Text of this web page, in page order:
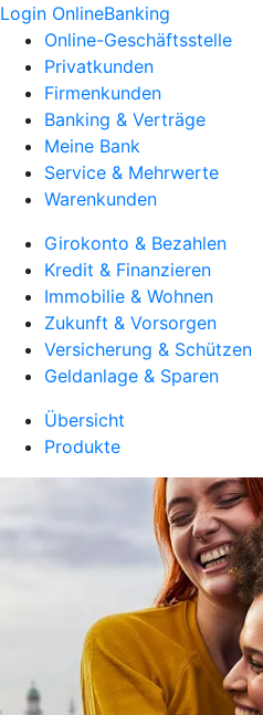
Login OnlineBanking
Online-Geschäftsstelle
Privatkunden
Firmenkunden
Banking & Verträge
Meine Bank
Service & Mehrwerte
Warenkunden
Girokonto & Bezahlen
Kredit & Finanzieren
Immobilie & Wohnen
Zukunft & Vorsorgen
Versicherung & Schützen
Geldanlage & Sparen
Übersicht
Produkte